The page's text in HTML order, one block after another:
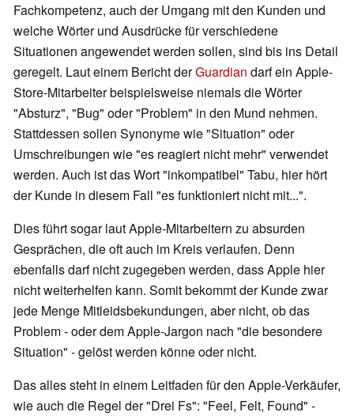
Fachkompetenz, auch der Umgang mit den Kunden und
welche Wörter und Ausdrücke für verschiedene
Situationen angewendet werden sollen, sind bis ins Detail
geregelt. Laut einem Bericht derGuardian darf ein Apple-
Store-Mitarbeiter beispielsweise niemals die Wörter
"Absturz", "Bug" oder "Problem" in den Mund nehmen.
Stattdessen sollen Synonyme wie "Situation" oder
Umschreibungen wie "es reagiert nicht mehr" verwendet
werden. Auch ist das Wort "inkompatibel" Tabu, hier hört
der Kunde in diesem Fall "es funktioniert nicht mit...".
Dies führt sogar laut Apple-Mitarbeitern zu absurden
Gesprächen, die oft auch im Kreis verlaufen. Denn
ebenfalls darf nicht zugegeben werden, dass Apple hier
nicht weiterhelfen kann. Somit bekommt der Kunde zwar
jede Menge Mitleidsbekundungen, aber nicht, ob das
Problem - oder dem Apple-Jargon nach "die besondere
Situation" - gelöst werden könne oder nicht.
Das alles steht in einem Leitfaden für den Apple-Verkäufer,
wie auch die Regel der "Drei Fs": "Feel, Felt, Found" -